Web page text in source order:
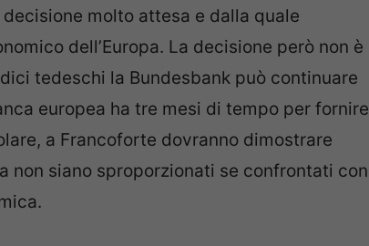
decisione molto attesa e dalla quale
dell’Europa. La decisione però non è
tedeschi la Bundesbank può continuare
europea ha tre mesi di tempo per fornire
a Francoforte dovranno dimostrare
siano sproporzionati se confrontati con